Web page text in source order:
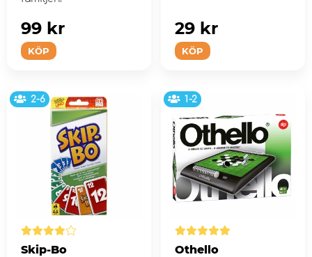
KÖP
99 kr
KÖP
29 kr
2-6
Skip-Bo
1-2
Othello